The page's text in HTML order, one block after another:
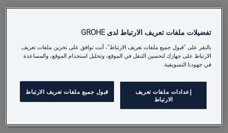
EAN
4005176430107
brushed warm sunset
Download specification
تفضيلات ملفات تعريف الارتباط لدى GROHE
بالنقر على "قبول جميع ملفات تعريف الارتباط"، أنت توافق على تخزين ملفات تعريف
الارتباط على جهازك لتحسين التنقل في الموقع، وتحليل استخدام الموقع، والمساعدة
في جهودنا التسويقية.
إعدادات ملفات تعريف
الارتباط
قبول جميع ملفات تعريف الارتباط